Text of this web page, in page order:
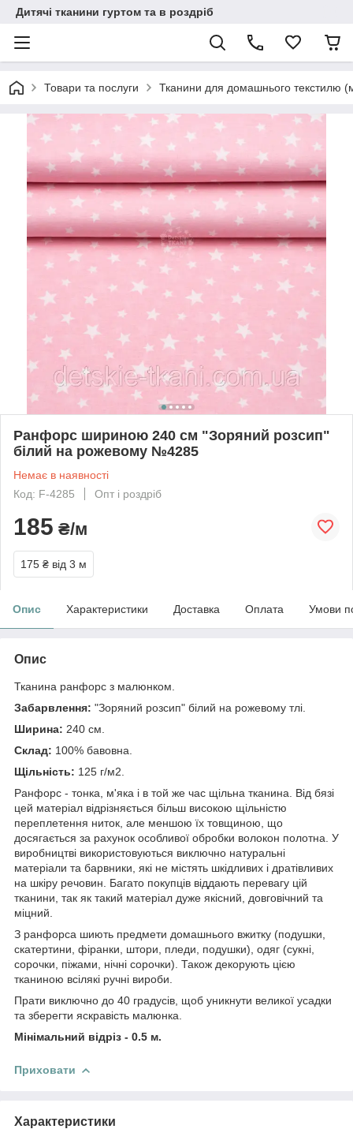
Дитячі тканини гуртом та в роздріб
Товари та послуги Тканини для домашнього текстилю
Ранфорс шириною 240 см "Зоряний розсип"
білий на рожевому №4285
Немає в наявності
Код: F-4285
Опт і роздріб
185 ₴/м
175 ₴ від 3 м
Опис Характеристики Доставка Оплата Умови
Опис
Тканина ранфорс з малюнком.
Забарвлення: "Зоряний розсип" білий на рожевому тлі.
Ширина: 240 см.
Склад: 100% бавовна.
Щільність: 125 г/м2.
Ранфорс - тонка, м'яка і в той же час щільна тканина. Від бязі
цей матеріал відрізняється більш високою щільністю
переплетення ниток, але меншою їх товщиною, що
досягається за рахунок особливої обробки волокон полотна. У
виробництві використовуються виключно натуральні
матеріали та барвники, які не містять шкідливих і дратівливих
на шкіру речовин. Багато покупців віддають перевагу цій
тканини, так як такий матеріал дуже якісний, довговічний та
міцний.
З ранфорса шиють предмети домашнього вжитку (подушки,
скатертини, фіранки, штори, пледи, подушки), одяг (сукні,
сорочки, піжами, нічні сорочки). Також декорують цією
тканиною всілякі ручні вироби.
Прати виключно до 40 градусів, щоб уникнути великої усадки
та зберегти яскравість малюнка.
Мінімальний відріз - 0.5 м.
Приховати
Характеристики